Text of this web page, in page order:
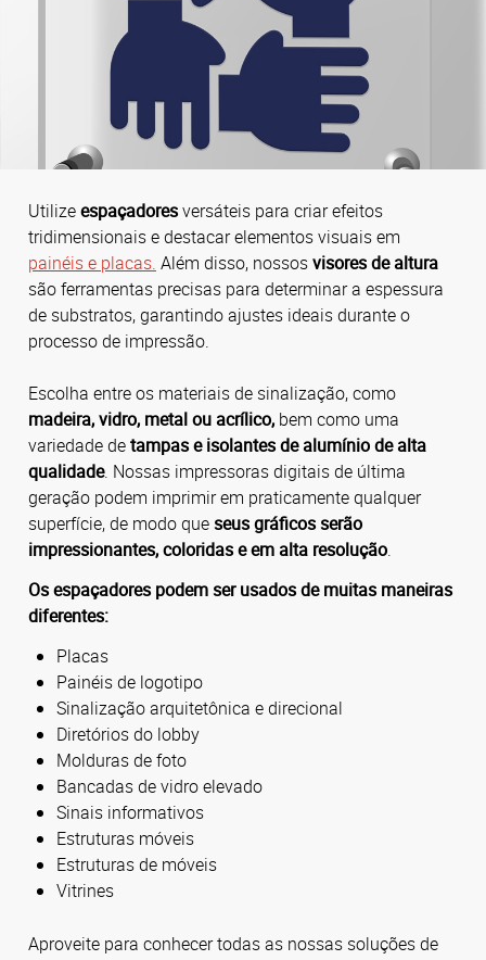
Utilizeespaçadoresversáteis para criar efeitos
tridimensionais e destacar elementos visuais em
painéis e placas. Além disso, nossosvisores de altura
são ferramentas precisas para determinar a espessura
de substratos, garantindo ajustes ideais durante o
processo de impressão.
Escolha entre os materiais de sinalização, como
madeira, vidro, metal ou acrílico, bem como uma
variedade detampas e isolantes de alumínio de alta
qualidade. Nossas impressoras digitais de última
geração podem imprimir em praticamente qualquer
superfície, de modo queseus gráficos serão
impressionantes, coloridas e em alta resolução.
Os espaçadores podem ser usados de muitas maneiras
diferentes:
Placas
Painéis de logotipo
Sinalização arquitetônica e direcional
Diretórios do lobby
Molduras de foto
Bancadas de vidro elevado
Sinais informativos
Estruturas móveis
Estruturas de móveis
Vitrines
Aproveite para conhecer todas as nossas soluções de